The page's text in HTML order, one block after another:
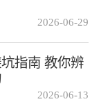
2026-06-29
指南 教你辨
2026-06-13